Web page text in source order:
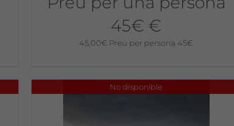
45€ €
45,00€ Preu per persona 45€
No disponible